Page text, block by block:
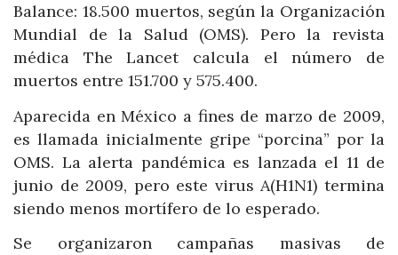
Balance: 18.500 muertos, según la Organización
Mundial de la Salud (OMS). Pero la revista
médica The Lancet calcula el número de
muertos entre 151.700 y 575.400.
Aparecida en México a fines de marzo de 2009,
es llamada inicialmente gripe “porcina” por la
OMS. La alerta pandémica es lanzada el 11 de
junio de 2009, pero este virus A(H1N1) termina
siendo menos mortífero de lo esperado.
Se organizaron campañas masivas de